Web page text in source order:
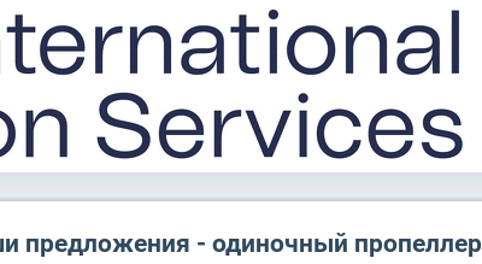
предложения - одиночный пропеллер